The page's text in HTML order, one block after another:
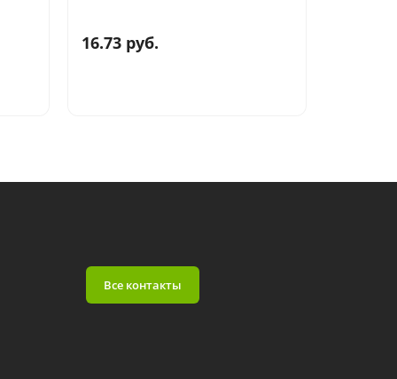
16.73 руб.
Все контакты